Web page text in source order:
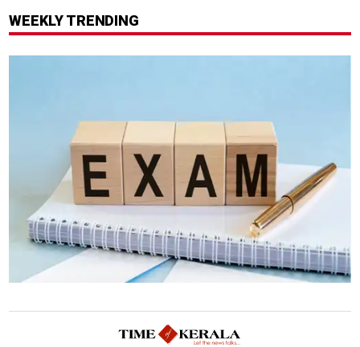
കാണാതായി, 47,773 പേരെ
രക്ഷപ്പെടുത്തി
ലിഫ്റ്റുകൾക്ക്
WEEKLY TRENDING